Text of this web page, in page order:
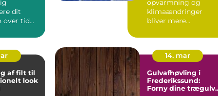
dit
over tid
opvarmning og
klimaændringer
bliver mere
problemer, vender
menneske...
af filt til
look
14. mar
Gulvafhøvling i
Frederikssund:
Forny dine